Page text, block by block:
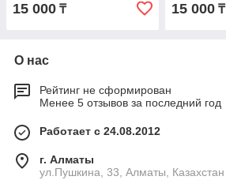
15 000 ₸ 15 000₸
О нас
Рейтинг не сформирован
Менее 5 отзывов за последний год
Работает с 24.08.2012
г. Алматы
ул.Пушкина, 33, Алматы, Казахстан